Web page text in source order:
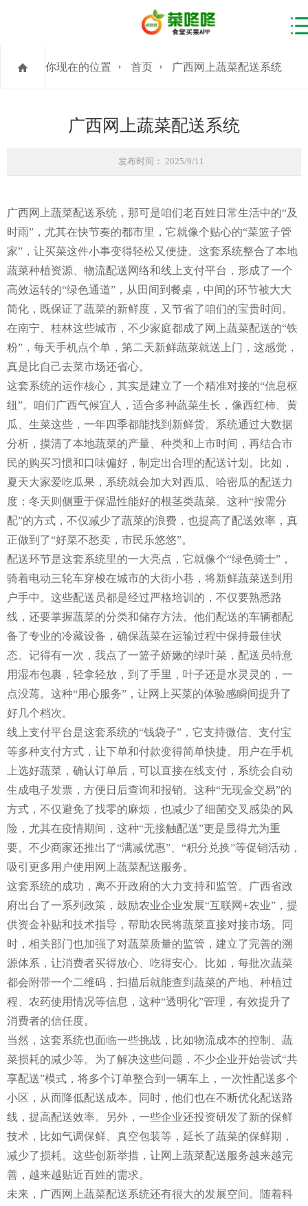
你现在的位置 首页 广西网上蔬菜配送系统
广西网上蔬菜配送系统
发布时间： 2025/9/11
广西网上蔬菜配送系统，那可是咱们老百姓日常生活中的“及
时雨”，尤其在快节奏的都市里，它就像个贴心的“菜篮子管
家”，让买菜这件小事变得轻松又便捷。这套系统整合了本地
蔬菜种植资源、物流配送网络和线上支付平台，形成了一个
高效运转的“绿色通道”，从田间到餐桌，中间的环节被大大
简化，既保证了蔬菜的新鲜度，又节省了咱们的宝贵时间。
在南宁、桂林这些城市，不少家庭都成了网上蔬菜配送的“铁
粉”，每天手机点个单，第二天新鲜蔬菜就送上门，这感觉，
真是比自己去菜市场还省心。
这套系统的运作核心，其实是建立了一个精准对接的“信息枢
纽”。咱们广西气候宜人，适合多种蔬菜生长，像西红柿、黄
瓜、生菜这些，一年四季都能找到新鲜货。系统通过大数据
分析，摸清了本地蔬菜的产量、种类和上市时间，再结合市
民的购买习惯和口味偏好，制定出合理的配送计划。比如，
夏天大家爱吃瓜果，系统就会加大对西瓜、哈密瓜的配送力
度；冬天则侧重于保温性能好的根茎类蔬菜。这种“按需分
配”的方式，不仅减少了蔬菜的浪费，也提高了配送效率，真
正做到了“好菜不愁卖，市民乐悠悠”。
配送环节是这套系统里的一大亮点，它就像个“绿色骑士”，
骑着电动三轮车穿梭在城市的大街小巷，将新鲜蔬菜送到用
户手中。这些配送员都是经过严格培训的，不仅要熟悉路
线，还要掌握蔬菜的分类和储存方法。他们配送的车辆都配
备了专业的冷藏设备，确保蔬菜在运输过程中保持最佳状
态。记得有一次，我点了一篮子娇嫩的绿叶菜，配送员特意
用湿布包裹，轻拿轻放，到了手里，叶子还是水灵灵的，一
点没蔫。这种“用心服务”，让网上买菜的体验感瞬间提升了
好几个档次。
线上支付平台是这套系统的“钱袋子”，它支持微信、支付宝
等多种支付方式，让下单和付款变得简单快捷。用户在手机
上选好蔬菜，确认订单后，可以直接在线支付，系统会自动
生成电子发票，方便日后查询和报销。这种“无现金交易”的
方式，不仅避免了找零的麻烦，也减少了细菌交叉感染的风
险，尤其在疫情期间，这种“无接触配送”更是显得尤为重
要。不少商家还推出了“满减优惠”、“积分兑换”等促销活动，
吸引更多用户使用网上蔬菜配送服务。
这套系统的成功，离不开政府的大力支持和监管。广西省政
府出台了一系列政策，鼓励农业企业发展“互联网+农业”，提
供资金补贴和技术指导，帮助农民将蔬菜直接对接市场。同
时，相关部门也加强了对蔬菜质量的监管，建立了完善的溯
源体系，让消费者买得放心、吃得安心。比如，每批次蔬菜
都会附带一个二维码，扫描后就能查到蔬菜的产地、种植过
程、农药使用情况等信息，这种“透明化”管理，有效提升了
消费者的信任度。
当然，这套系统也面临一些挑战，比如物流成本的控制、蔬
菜损耗的减少等。为了解决这些问题，不少企业开始尝试“共
享配送”模式，将多个订单整合到一辆车上，一次性配送多个
小区，从而降低配送成本。同时，他们也在不断优化配送路
线，提高配送效率。另外，一些企业还投资研发了新的保鲜
技术，比如气调保鲜、真空包装等，延长了蔬菜的保鲜期，
减少了损耗。这些创新举措，让网上蔬菜配送服务越来越完
善，越来越贴近百姓的需求。
未来，广西网上蔬菜配送系统还有很大的发展空间。随着科